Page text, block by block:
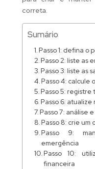
correta.
Sumário
Passo 1: defina o
Passo 2: liste as
Passo 3: liste as
Passo 4: calcule
Passo 5: registre
Passo 6:
Passo 7: análise
Passo 8: crie um
Passo 9:
emergência
Passo 10:
financeira